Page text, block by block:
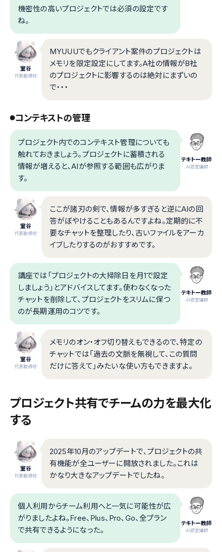
機密性の高いプロジェクトでは必須の設定です
ね。
室谷
代表取締役
MYUUUでもクライアント案件のプロジェクトは
メモリを限定設定にしてます。A社の情報がB社
のプロジェクトに影響するのは絶対にまずいの
で・・・
コンテキストの管理
テキトー教師
.AI認定講師
プロジェクト内でのコンテキスト管理についても
触れておきましょう。プロジェクトに蓄積される
情報が増えると、AIが参照する範囲も広がりま
す。
室谷
代表取締役
ここが諸刃の剣で、情報が多すぎると逆にAIの回
答がぼやけることもあるんですよね。定期的に不
要なチャットを整理したり、古いファイルをアーカ
イブしたりするのがおすすめです。
テキトー教師
.AI認定講師
講座では「プロジェクトの大掃除日を月1で設定
しましょう」とアドバイスしてます。使わなくなった
チャットを削除して、プロジェクトをスリムに保つ
のが長期運用のコツです。
室谷
代表取締役
メモリのオン・オフ切り替えもできるので、特定の
チャットでは「過去の文脈を無視して、この質問
だけに答えて」みたいな使い方もできますよ。
プロジェクト共有でチームの力を最大化
する
室谷
代表取締役
2025年10月のアップデートで、プロジェクトの共
有機能が全ユーザーに開放されました。これは
かなり大きなアップデートでしたね。
テキトー教師
.AI認定講師
個人利用からチーム利用へと一気に可能性が広
がりましたよね。Free、Plus、Pro、Go、全プラン
で共有できるようになった。